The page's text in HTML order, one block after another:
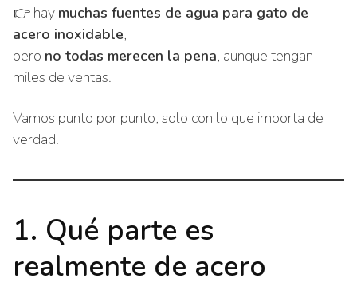
👉 hay muchas fuentes de agua para gato de
acero inoxidable,
pero no todas merecen la pena, aunque tengan
miles de ventas.
Vamos punto por punto, solo con lo que importa de
verdad.
1. Qué parte es
realmente de acero